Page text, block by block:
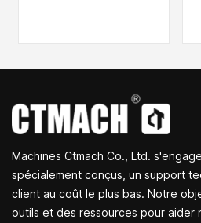
Machines Ctmach Co., Ltd.
spécialement conçus, un support
client au coût le plus bas. Notre
outils et des ressources pour aider